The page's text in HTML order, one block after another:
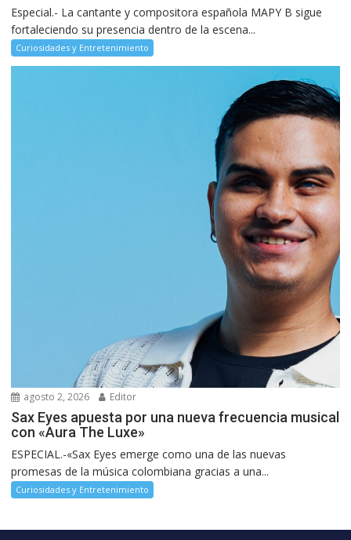
Especial.- La cantante y compositora española MAPY B sigue
fortaleciendo su presencia dentro de la escena...
Curiosidades y Entretenimiento
agosto 2, 2026 Editor
Sax Eyes apuesta por una nueva frecuencia musical
con «Aura The Luxe»
ESPECIAL.-«Sax Eyes emerge como una de las nuevas
promesas de la música colombiana gracias a una...
Curiosidades y Entretenimiento